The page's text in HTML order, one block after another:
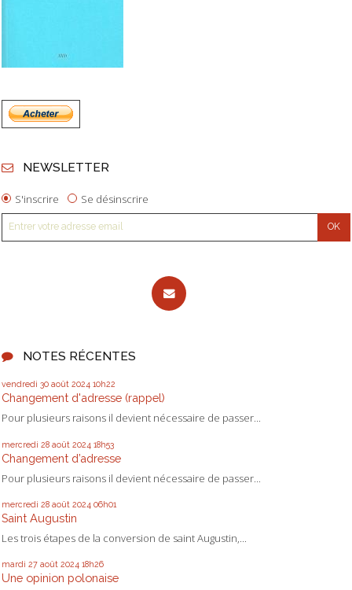
NEWSLETTER
S'inscrire Se désinscrire
NOTES RÉCENTES
vendredi 30 août 2024 10h22
Changement d'adresse (rappel)
Pour plusieurs raisons il devient nécessaire de passer...
mercredi 28 août 2024 18h53
Changement d’adresse
Pour plusieurs raisons il devient nécessaire de passer...
mercredi 28 août 2024 06h01
Saint Augustin
Les trois étapes de la conversion de saint Augustin,...
mardi 27 août 2024 18h26
Une opinion polonaise